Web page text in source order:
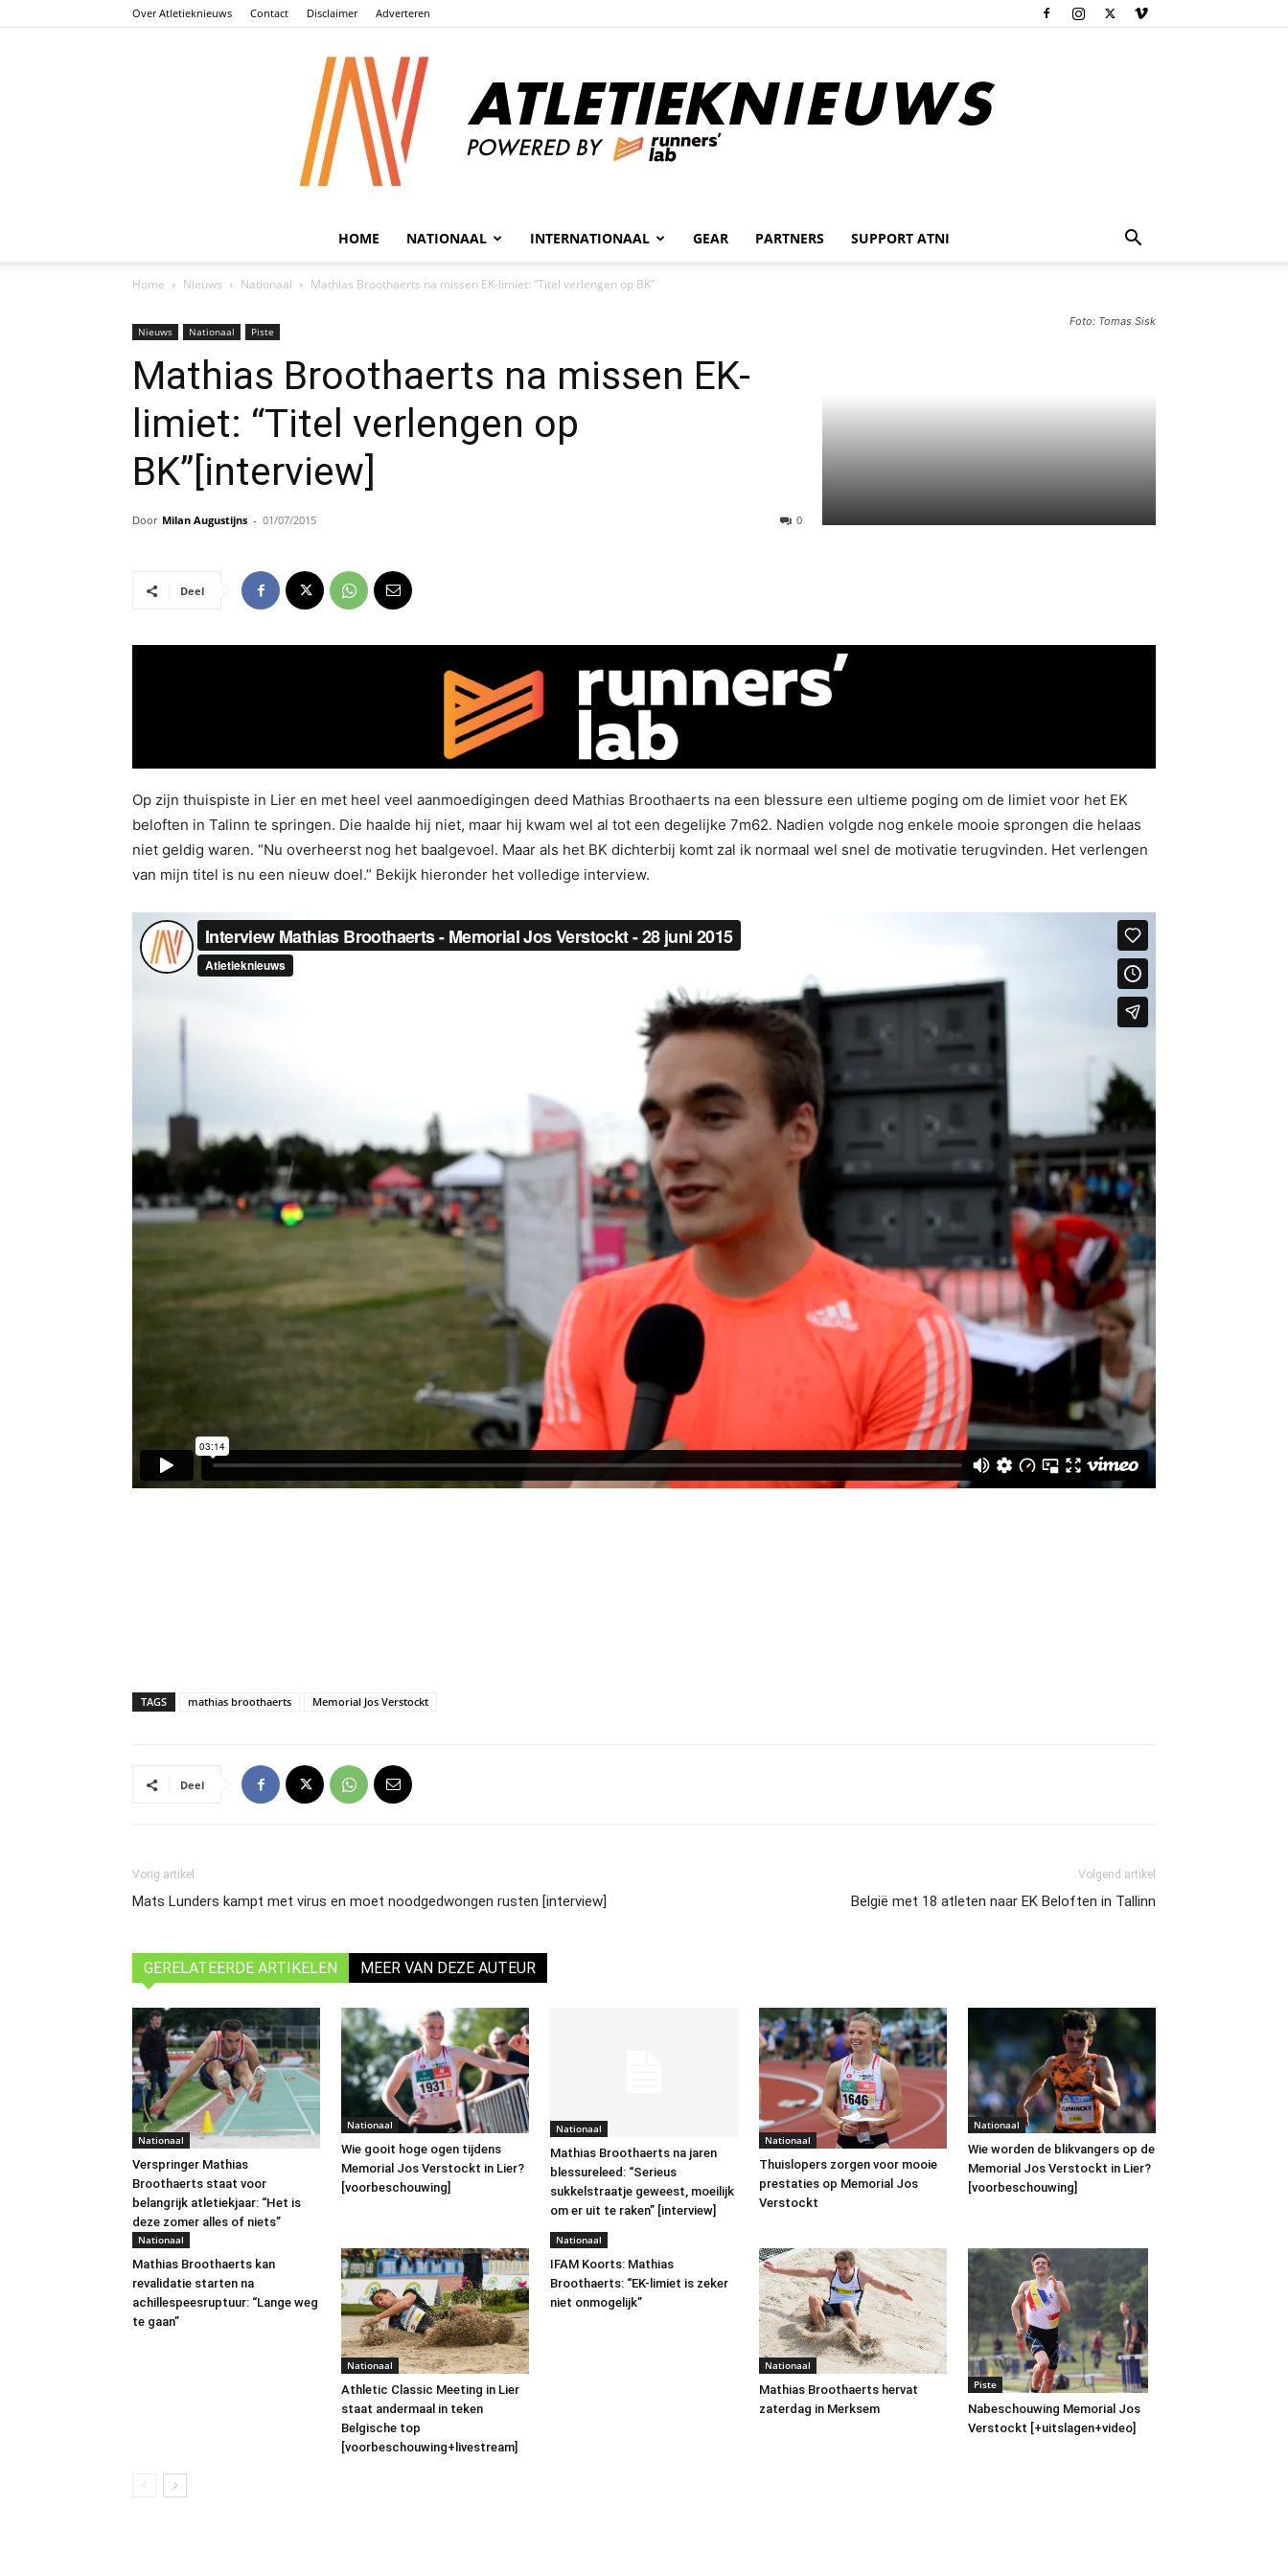
Over Atletieknieuws Contact Disclaimer Adverteren
Atletieknieuws
HOME NATIONAAL INTERNATIONAAL GEAR PARTNERS SUPPORT ATNI
Home Nieuws Nationaal Mathias Broothaerts na missen EK-limiet: “Titel verlengen op BK”
Foto: Tomas Sisk
Nieuws Nationaal Piste
Mathias Broothaerts na missen EK-
limiet: “Titel verlengen op
BK”[interview]
Door Milan Augustijns - 01/07/2015 0
Deel
Op zijn thuispiste in Lier en met heel veel aanmoedigingen deed Mathias Broothaerts na een blessure een ultieme poging om de limiet voor het EK
beloften in Talinn te springen. Die haalde hij niet, maar hij kwam wel al tot een degelijke 7m62. Nadien volgde nog enkele mooie sprongen die helaas
niet geldig waren. “Nu overheerst nog het baalgevoel. Maar als het BK dichterbij komt zal ik normaal wel snel de motivatie terugvinden. Het verlengen
van mijn titel is nu een nieuw doel.” Bekijk hieronder het volledige interview.
TAGS mathias broothaerts Memorial Jos Verstockt
Deel
Vorig artikel
Mats Lunders kampt met virus en moet noodgedwongen rusten [interview]
Volgend artikel
België met 18 atleten naar EK Beloften in Tallinn
GERELATEERDE ARTIKELEN MEER VAN DEZE AUTEUR
Nationaal
Verspringer Mathias
Broothaerts staat voor
belangrijk atletiekjaar: “Het is
deze zomer alles of niets”
Nationaal
Wie gooit hoge ogen tijdens
Memorial Jos Verstockt in Lier?
[voorbeschouwing]
Nationaal
Mathias Broothaerts na jaren
blessureleed: “Serieus
sukkelstraatje geweest, moeilijk
om er uit te raken” [interview]
Nationaal
Thuislopers zorgen voor mooie
prestaties op Memorial Jos
Verstockt
Nationaal
Wie worden de blikvangers op de
Memorial Jos Verstockt in Lier?
[voorbeschouwing]
Nationaal
Mathias Broothaerts kan
revalidatie starten na
achillespeesruptuur: “Lange weg
te gaan”
Nationaal
Athletic Classic Meeting in Lier
staat andermaal in teken
Belgische top
[voorbeschouwing+livestream]
Nationaal
IFAM Koorts: Mathias
Broothaerts: “EK-limiet is zeker
niet onmogelijk”
Nationaal
Mathias Broothaerts hervat
zaterdag in Merksem
Piste
Nabeschouwing Memorial Jos
Verstockt [+uitslagen+video]